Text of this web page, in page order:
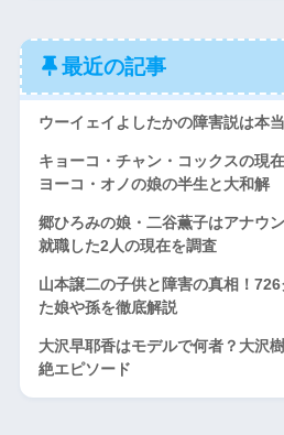
最近の記事
ウーイェイよしたかの障害説は本
キョーコ・チャン・コックスの現
ヨーコ・オノの娘の半生と大和解
郷ひろみの娘・二谷薫子はアナウ
就職した2人の現在を調査
山本譲二の子供と障害の真相！
た娘や孫を徹底解説
大沢早耶香はモデルで何者？大沢
絶エピソード